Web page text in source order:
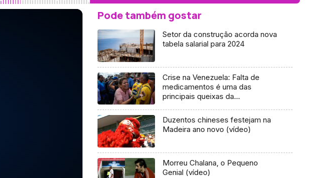
Pode também gostar
Setor da construção acorda nova
tabela salarial para 2024
Crise na Venezuela: Falta de
medicamentos é uma das
principais queixas da
Duzentos chineses festejam na
Madeira ano novo (vídeo)
Morreu Chalana, o Pequeno
Genial (vídeo)